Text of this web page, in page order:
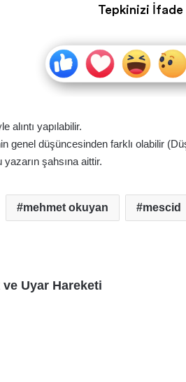
Tepkinizi İfade
alıntı yapılabilir.
genel düşüncesinden farklı olabilir
şahsına aittir.
mehmet okuyan mescid
ve Uyar Hareketi